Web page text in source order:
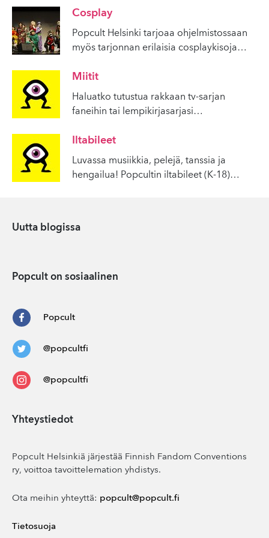
Cosplay
Popcult Helsinki tarjoaa ohjelmistossaan
myös tarjonnan erilaisia cosplaykisoja…
Miitit
Haluatko tutustua rakkaan tv-sarjan
faneihin tai lempikirjasarjasi…
Iltabileet
Luvassa musiikkia, pelejä, tanssia ja
hengailua! Popcultin iltabileet (K-18)…
Uutta blogissa
Popcult on sosiaalinen
Popcult
@popcultfi
@popcultfi
Yhteystiedot
Popcult Helsinkiä järjestää Finnish Fandom Conventions
ry, voittoa tavoittelemation yhdistys.
Ota meihin yhteyttä: popcult@popcult.fi
Tietosuoja